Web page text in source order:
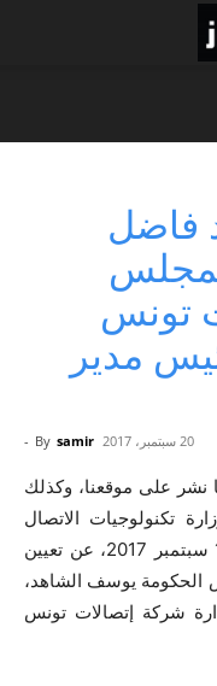
فاضل
تونس
مدير
By samir
- 20 سبتمبر، 2017
نشر على موقعنا، وكذلك
تكنولوجيات الاتصال
والاقتصاد الرقمي أعلنت، يوم الثلاثاء 19 سبتمبر 2017، عن تعيين
يوسف الشاهد،
شركة إتصالات تونس